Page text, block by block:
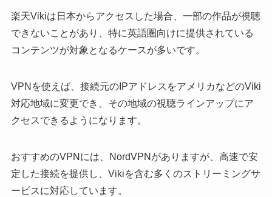
楽天Vikiは日本からアクセスした場合、一部の作品が視聴
できないことがあり、特に英語圏向けに提供されている
コンテンツが対象となるケースが多いです。
VPNを使えば、接続元のIPアドレスをアメリカなどのViki
対応地域に変更でき、その地域の視聴ラインアップにア
クセスできるようになります。
おすすめのVPNには、NordVPNがありますが、高速で安
定した接続を提供し、Vikiを含む多くのストリーミングサ
ービスに対応しています。